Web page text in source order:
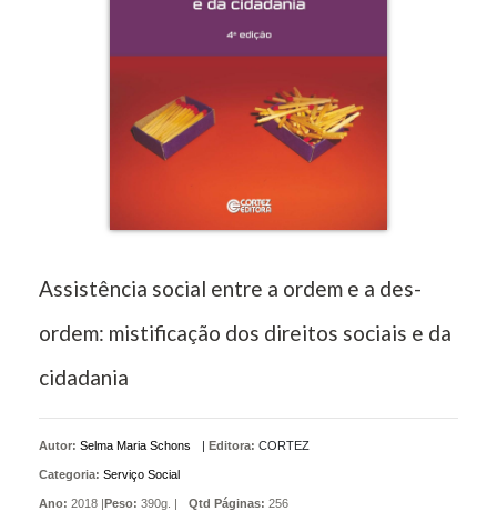
Assistência social entre a ordem e a des-
ordem: mistificação dos direitos sociais e da
cidadania
Autor: Selma Maria Schons | Editora: CORTEZ
Categoria: Serviço Social
Ano: 2018 |Peso: 390g. | Qtd Páginas: 256